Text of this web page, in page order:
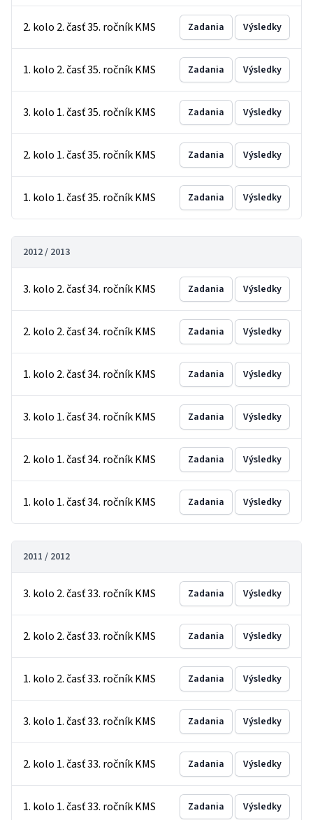
2. kolo 2. časť 35. ročník KMS Zadania Výsledky
1. kolo 2. časť 35. ročník KMS Zadania Výsledky
3. kolo 1. časť 35. ročník KMS Zadania Výsledky
2. kolo 1. časť 35. ročník KMS Zadania Výsledky
1. kolo 1. časť 35. ročník KMS Zadania Výsledky
2012 / 2013
3. kolo 2. časť 34. ročník KMS Zadania Výsledky
2. kolo 2. časť 34. ročník KMS Zadania Výsledky
1. kolo 2. časť 34. ročník KMS Zadania Výsledky
3. kolo 1. časť 34. ročník KMS Zadania Výsledky
2. kolo 1. časť 34. ročník KMS Zadania Výsledky
1. kolo 1. časť 34. ročník KMS Zadania Výsledky
2011 / 2012
3. kolo 2. časť 33. ročník KMS Zadania Výsledky
2. kolo 2. časť 33. ročník KMS Zadania Výsledky
1. kolo 2. časť 33. ročník KMS Zadania Výsledky
3. kolo 1. časť 33. ročník KMS Zadania Výsledky
2. kolo 1. časť 33. ročník KMS Zadania Výsledky
1. kolo 1. časť 33. ročník KMS Zadania Výsledky